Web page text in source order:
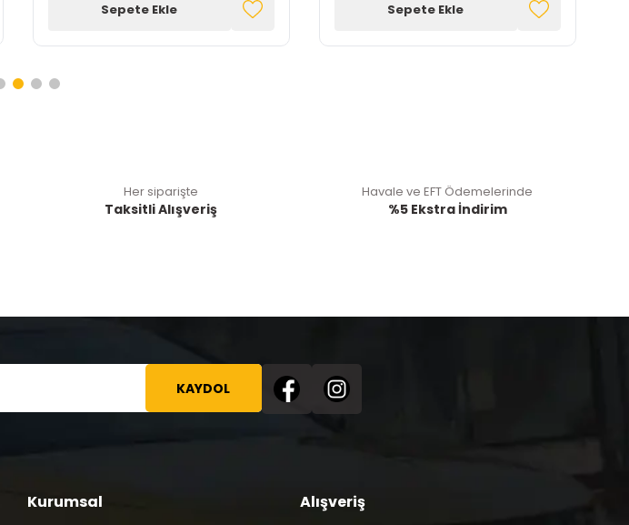
Sepete Ekle Sepete Ekle
Her siparişte
Taksitli Alışveriş
Havale ve EFT Ödemelerinde
%5 Ekstra İndirim
KAYDOL
Kurumsal Alışveriş